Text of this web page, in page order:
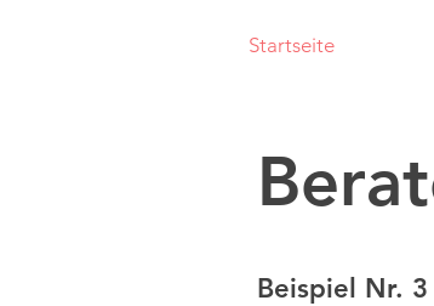
Startseite
Beispiel Nr. 3